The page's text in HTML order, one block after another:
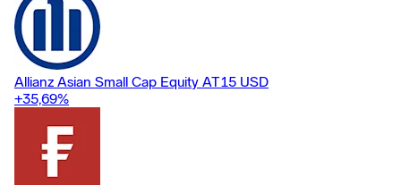
Allianz Asian Small Cap Equity AT15 USD
+35,69%